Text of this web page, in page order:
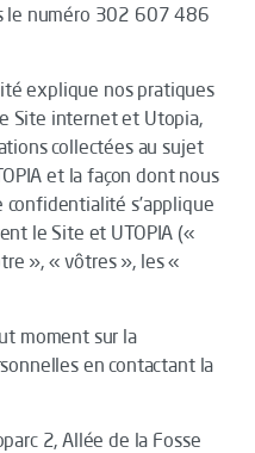
le numéro 302 607 486
explique nos pratiques
Site internet et Utopia,
collectées au sujet
et la façon dont nous
s’applique
le Site et UTOPIA («
», « vôtres », les «
moment sur la
en contactant la
2, Allée de la Fosse